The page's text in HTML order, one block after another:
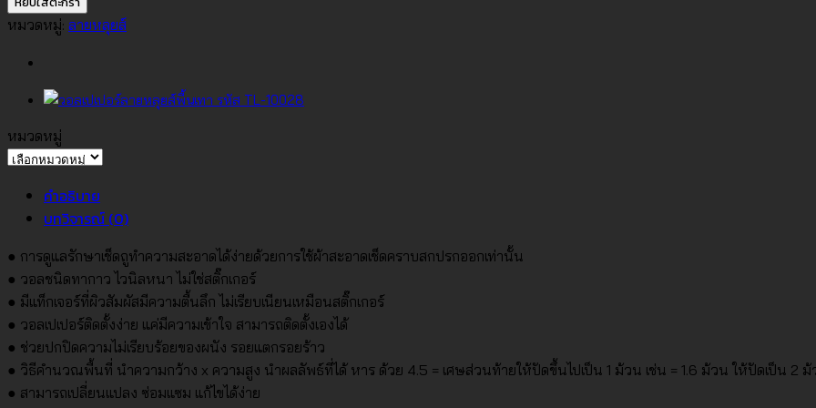
ลาย
พื้น
แดง
No.TL-
10018
ชิ้น
หมวดหมู่: ลายหลุยส์
หมวดหมู่
หมวด
คำอธิบาย
บทวิจารณ์ (0)
● การดูแลรักษาเช็ดถูทำความสะอาดได้ง่ายด้วยการใช้ผ้าสะอาดเช็ดคราบสกปรกออกเท่านั้น
● วอลชนิดทากาว ไวนิลหนา ไม่ใช่สติ๊กเกอร์
● มีแท็กเจอร์ที่ผิวสัมผัสมีความตื้นลึก ไม่เรียบเนียนเหมือนสติ๊กเกอร์
● วอลเปเปอร์ติดตั้งง่าย แค่มีความเข้าใจ สามารถติดตั้งเองได้
● ช่วยปกปิดความไม่เรียบร้อยของผนัง รอยแตกรอยร้าว
● วิธีคำนวณพื้นที่ นำความกว้าง x ความสูง นำผลลัพธ์ที่ได้ หาร ด้วย 4.5 = เศษส่วนท้ายให้ปัดขึ้นไปเป็น 1 ม้วน เช่น = 1.6 ม้วน ให้ปัดเป็น 2
● สามารถเปลี่ยนแปลง ซ่อมแซม แก้ไขได้ง่าย